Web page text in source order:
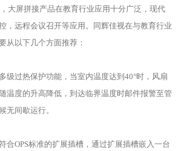
大屏拼接产品在教育行业应用十分广泛，现代
，远程会议召开等应用。同辉佳视在与教育行业
从以下几个方面推荐：
级过热保护功能，当室内温度达到40°时，风扇
温度的升高降低，到达临界温度时邮件报警至管
无间歇运行。
合OPS标准的扩展插槽，通过扩展插槽嵌入一台